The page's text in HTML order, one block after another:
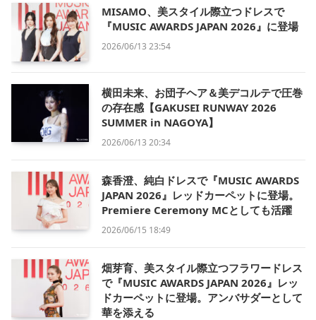
MISAMO、美スタイル際立つドレスで
『MUSIC AWARDS JAPAN 2026』に登場
2026/06/13 23:54
横田未来、お団子ヘア＆美デコルテで圧巻
の存在感【GAKUSEI RUNWAY 2026
SUMMER in NAGOYA】
2026/06/13 20:34
森香澄、純白ドレスで『MUSIC AWARDS
JAPAN 2026』レッドカーペットに登場。
Premiere Ceremony MCとしても活躍
2026/06/15 18:49
畑芽育、美スタイル際立つフラワードレス
で『MUSIC AWARDS JAPAN 2026』レッ
ドカーペットに登場。アンバサダーとして
華を添える